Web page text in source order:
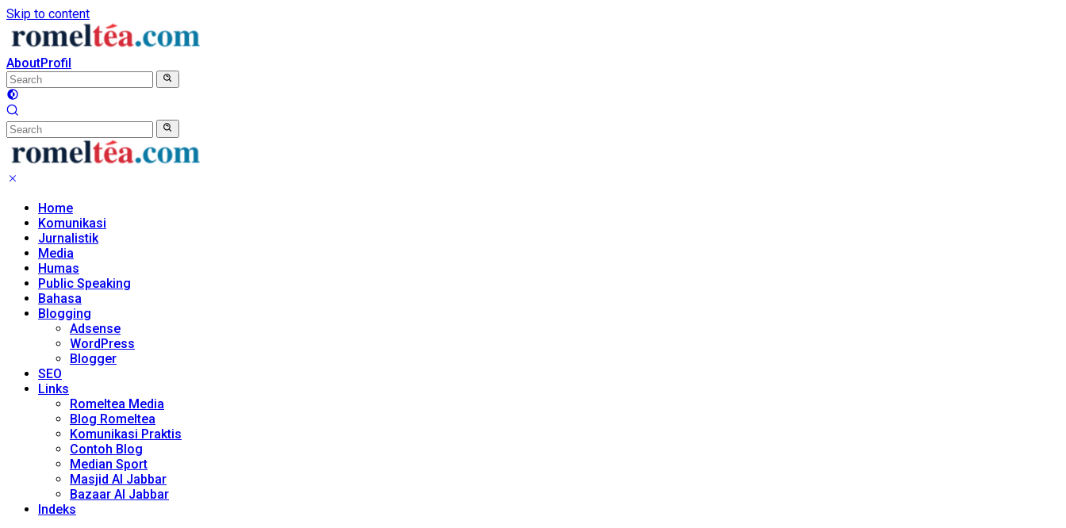
Skip to content
AboutProfil
Home
Komunikasi
Jurnalistik
Media
Humas
Public Speaking
Bahasa
Blogging
Adsense
WordPress
Blogger
SEO
Links
Romeltea Media
Blog Romeltea
Komunikasi Praktis
Contoh Blog
Median Sport
Masjid Al Jabbar
Bazaar Al Jabbar
Indeks